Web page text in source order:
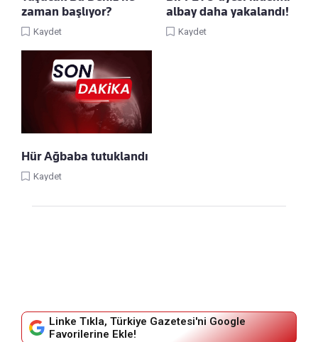
zaman başlıyor?
Kaydet
albay daha yakalandı!
Kaydet
Hür Ağbaba tutuklandı
Kaydet
Linke Tıkla, Türkiye Gazetesi'ni Google
Favorilerine Ekle!